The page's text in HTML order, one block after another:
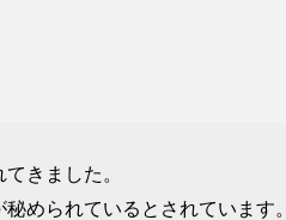
きました。
められているとされています。